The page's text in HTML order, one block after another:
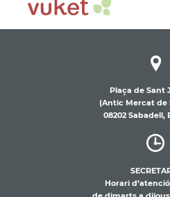
Plaça de Sant
(Antic Mercat de
08202 Sabadell,
Horari